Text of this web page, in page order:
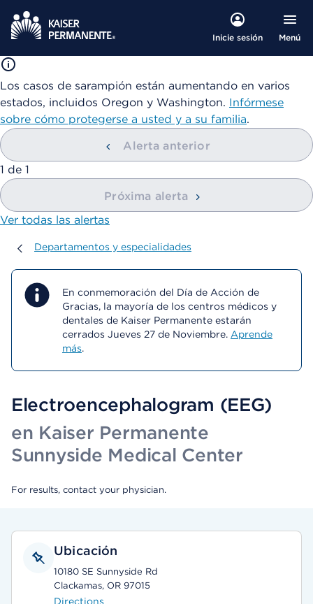
Inicie sesión Menú
Los casos de sarampión están aumentando en varios
estados, incluidos Oregon y Washington. Infórmese
sobre cómo protegerse a usted y a su familia.
Alerta anterior
mostrando
1 de 1
Próxima alerta
Ver todas las alertas
Departamentos y especialidades
Departamentos y especialidades
En conmemoración del Día de Acción de
Gracias, la mayoría de los centros médicos y
dentales de Kaiser Permanente estarán
cerrados Jueves 27 de Noviembre. Aprende
más.
Electroencephalogram (EEG)
en Kaiser Permanente
Sunnyside Medical Center
For results, contact your physician.
Ubicación
10180 SE Sunnyside Rd
Clackamas, OR 97015
Directions